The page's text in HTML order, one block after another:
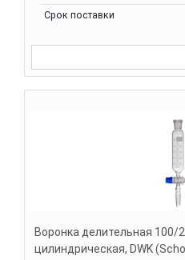
Срок поставки
Воронка делительная 100/
цилиндрическая, DWK